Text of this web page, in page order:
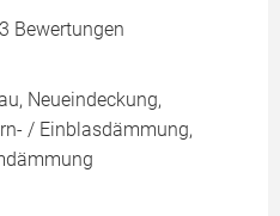
Bewertungen
Neueindeckung,
/ Einblasdämmung,